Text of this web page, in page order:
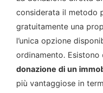
considerata il metodo
gratuitamente una
l’unica opzione
ordinamento. Esistono
donazione di un
più vantaggiose in